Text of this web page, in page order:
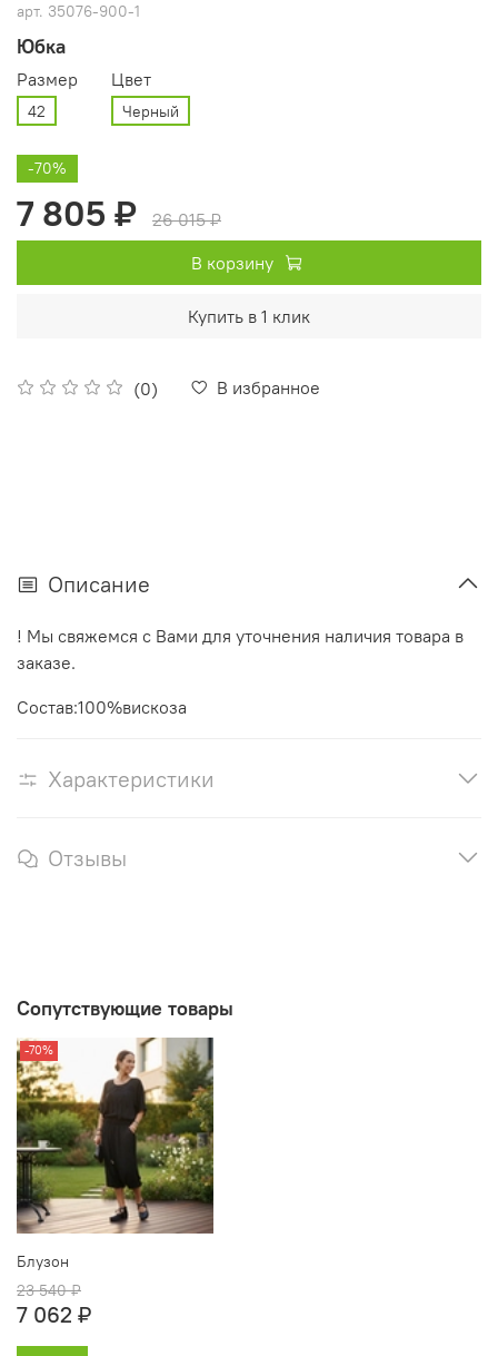
арт. 35076-900-1
Юбка
(0) В избранное
Размер
42
Цвет
Черный
-70%
7 805 ₽
26 015 ₽
В корзину
Купить в 1 клик
Описание
! Мы свяжемся с Вами для уточнения наличия товара в
заказе.
Состав:100%вискоза
Характеристики
Отзывы
Сопутствующие товары
-70%
Блузон
23 540 ₽
7 062 ₽